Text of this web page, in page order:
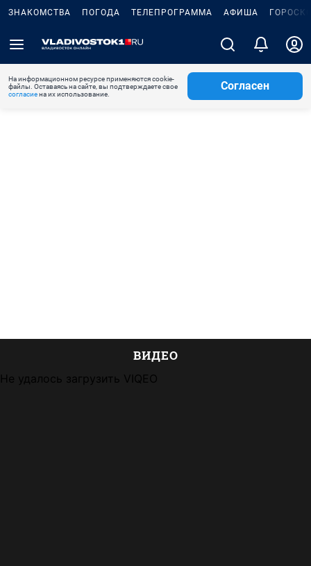
ЗНАКОМСТВА ПОГОДА ТЕЛЕПРОГРАММА АФИША
На информационном ресурсе применяются cookie-
файлы. Оставаясь на сайте, вы подтверждаете свое
согласиена их использование.
Согласен
ВИДЕО
Не удалось загрузить VIQEO